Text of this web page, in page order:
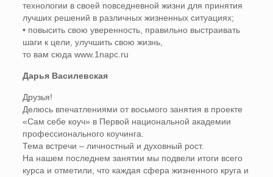
технологии в своей повседневной жизни для принятия
лучших решений в различных жизненных ситуациях;
• повысить свою уверенность, правильно выстраивать
шаги к цели, улучшить свою жизнь,
то вам сюда www.1napc.ru
Дарья Василевская
Друзья!
Делюсь впечатлениями от восьмого занятия в проекте
«Сам себе коуч» в Первой национальной академии
профессионального коучинга.
Тема встречи – личностный и духовный рост.
На нашем последнем занятии мы подвели итоги всего
курса и отметили, что каждая сфера жизненного круга и